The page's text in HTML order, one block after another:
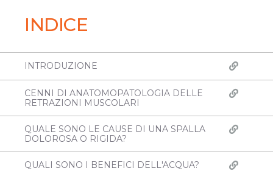
INDICE
INTRODUZIONE
CENNI DI ANATOMOPATOLOGIA DELLE
RETRAZIONI MUSCOLARI
QUALE SONO LE CAUSE DI UNA SPALLA
DOLOROSA O RIGIDA?
QUALI SONO I BENEFICI DELL'ACQUA?